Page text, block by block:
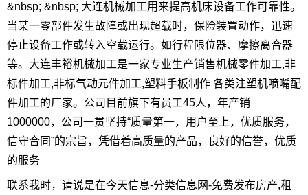
&nbsp; &nbsp; 大连机械加工用来提高机床设备工作可靠性。
当某一零部件发生故障或出现超载时，保险装置动作，迅速
停止设备工作或转入空载运行。如行程限位器、摩擦离合器
等。大连丰裕机械加工是一家专业生产销售机械零件加工,非
标件加工,非标气动元件加工,塑料手板制作 各类注塑机喷嘴配
件加工的厂家。公司目前旗下有员工45人，年产销
1000000，公司一贯坚持“质量第一，用户至上，优质服务，
信守合同”的宗旨，凭借着高质量的产品，良好的信誉，优质
的服务
联系我时，请说是在今天信息-分类信息网-免费发布房产,租